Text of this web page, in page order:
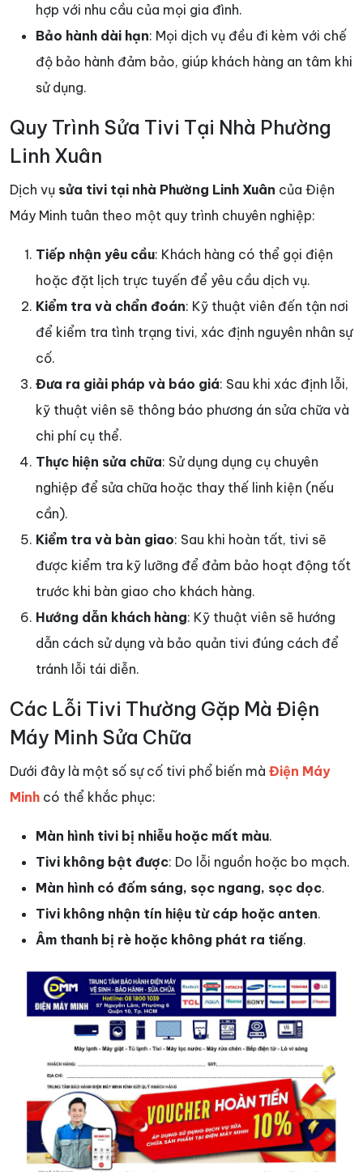
hợp với nhu cầu của mọi gia đình.
Bảo hành dài hạn: Mọi dịch vụ đều đi kèm với chế
độ bảo hành đảm bảo, giúp khách hàng an tâm khi
sử dụng.
Quy Trình Sửa Tivi Tại Nhà Phường
Linh Xuân
Dịch vụ sửa tivi tại nhà Phường Linh Xuân của Điện
Máy Minh tuân theo một quy trình chuyên nghiệp:
Tiếp nhận yêu cầu: Khách hàng có thể gọi điện
hoặc đặt lịch trực tuyến để yêu cầu dịch vụ.
Kiểm tra và chẩn đoán: Kỹ thuật viên đến tận nơi
để kiểm tra tình trạng tivi, xác định nguyên nhân sự
cố.
Đưa ra giải pháp và báo giá: Sau khi xác định lỗi,
kỹ thuật viên sẽ thông báo phương án sửa chữa và
chi phí cụ thể.
Thực hiện sửa chữa: Sử dụng dụng cụ chuyên
nghiệp để sửa chữa hoặc thay thế linh kiện (nếu
cần).
Kiểm tra và bàn giao: Sau khi hoàn tất, tivi sẽ
được kiểm tra kỹ lưỡng để đảm bảo hoạt động tốt
trước khi bàn giao cho khách hàng.
Hướng dẫn khách hàng: Kỹ thuật viên sẽ hướng
dẫn cách sử dụng và bảo quản tivi đúng cách để
tránh lỗi tái diễn.
Các Lỗi Tivi Thường Gặp Mà Điện
Máy Minh Sửa Chữa
Dưới đây là một số sự cố tivi phổ biến mà Điện Máy
Minh có thể khắc phục:
Màn hình tivi bị nhiễu hoặc mất màu.
Tivi không bật được: Do lỗi nguồn hoặc bo mạch.
Màn hình có đốm sáng, sọc ngang, sọc dọc.
Tivi không nhận tín hiệu từ cáp hoặc anten.
Âm thanh bị rè hoặc không phát ra tiếng.